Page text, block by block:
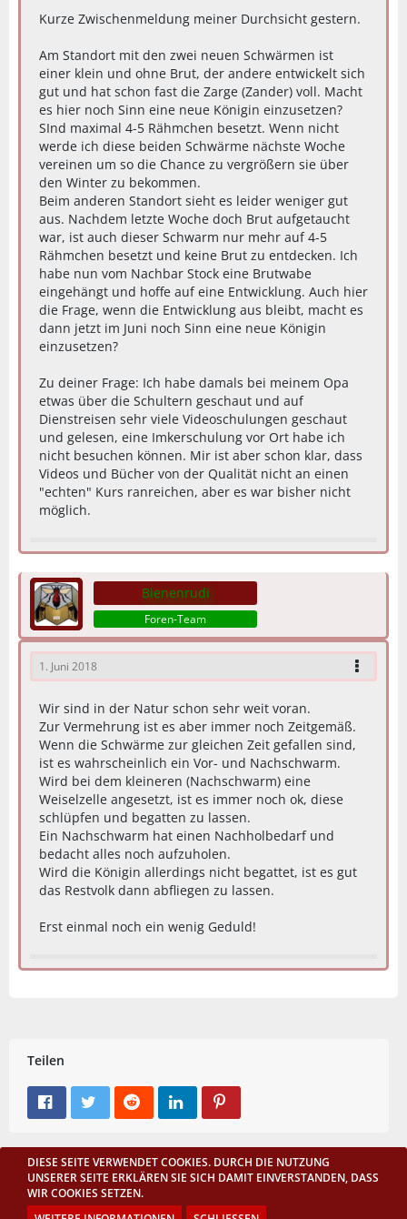
Kurze Zwischenmeldung meiner Durchsicht gestern.
Am Standort mit den zwei neuen Schwärmen ist
einer klein und ohne Brut, der andere entwickelt sich
gut und hat schon fast die Zarge (Zander) voll. Macht
es hier noch Sinn eine neue Königin einzusetzen?
SInd maximal 4-5 Rähmchen besetzt. Wenn nicht
werde ich diese beiden Schwärme nächste Woche
vereinen um so die Chance zu vergrößern sie über
den Winter zu bekommen.
Beim anderen Standort sieht es leider weniger gut
aus. Nachdem letzte Woche doch Brut aufgetaucht
war, ist auch dieser Schwarm nur mehr auf 4-5
Rähmchen besetzt und keine Brut zu entdecken. Ich
habe nun vom Nachbar Stock eine Brutwabe
eingehängt und hoffe auf eine Entwicklung. Auch hier
die Frage, wenn die Entwicklung aus bleibt, macht es
dann jetzt im Juni noch Sinn eine neue Königin
einzusetzen?
Zu deiner Frage: Ich habe damals bei meinem Opa
etwas über die Schultern geschaut und auf
Dienstreisen sehr viele Videoschulungen geschaut
und gelesen, eine Imkerschulung vor Ort habe ich
nicht besuchen können. Mir ist aber schon klar, dass
Videos und Bücher von der Qualität nicht an einen
"echten" Kurs ranreichen, aber es war bisher nicht
möglich.
Bienenrudi
Foren-Team
1. Juni 2018
Wir sind in der Natur schon sehr weit voran.
Zur Vermehrung ist es aber immer noch Zeitgemäß.
Wenn die Schwärme zur gleichen Zeit gefallen sind,
ist es wahrscheinlich ein Vor- und Nachschwarm.
Wird bei dem kleineren (Nachschwarm) eine
Weiselzelle angesetzt, ist es immer noch ok, diese
schlüpfen und begatten zu lassen.
Ein Nachschwarm hat einen Nachholbedarf und
bedacht alles noch aufzuholen.
Wird die Königin allerdings nicht begattet, ist es gut
das Restvolk dann abfliegen zu lassen.
Erst einmal noch ein wenig Geduld!
Teilen
Datenschutzerklärung
Impressum
Nutzungsbedingungen
DIESE SEITE VERWENDET COOKIES. DURCH DIE NUTZUNG
UNSERER SEITE ERKLÄREN SIE SICH DAMIT EINVERSTANDEN, DASS
WIR COOKIES SETZEN.